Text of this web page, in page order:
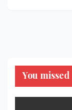
You missed